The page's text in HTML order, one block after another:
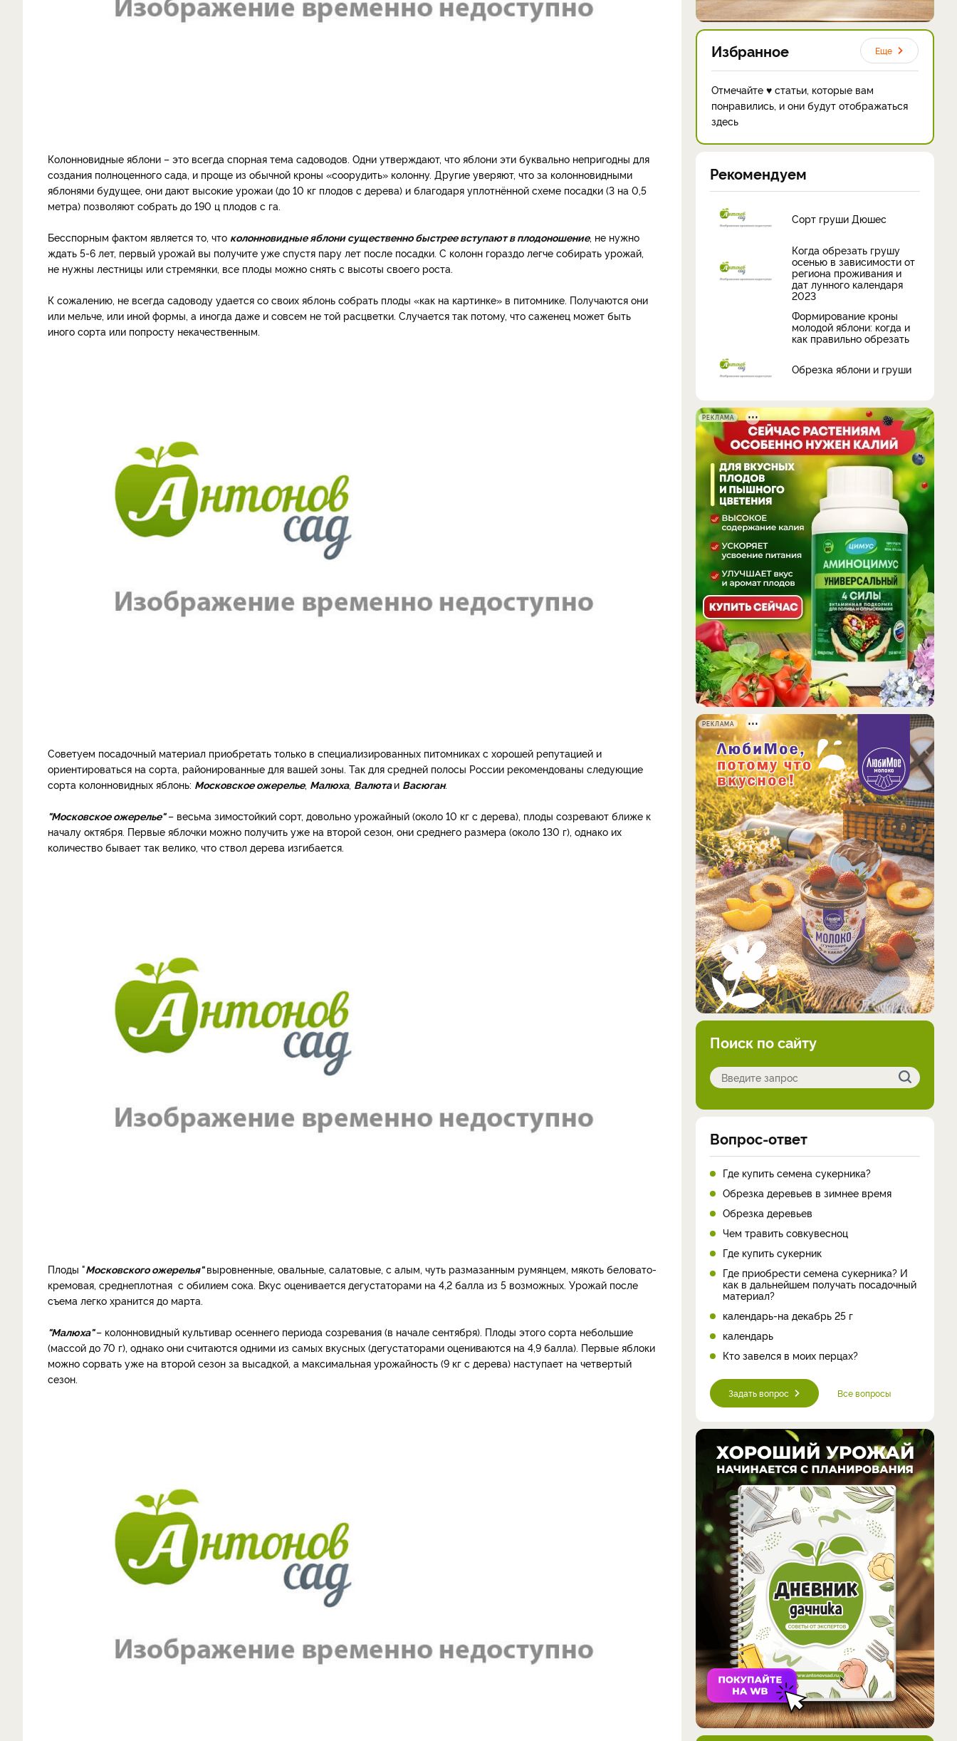
Колонновидные яблони – это всегда спорная тема садоводов. Одни утверждают, что яблони эти буквально непригодны для
создания полноценного сада, и проще из обычной кроны «соорудить» колонну. Другие уверяют, что за колонновидными
яблонями будущее, они дают высокие урожаи (до 10 кг плодов с дерева) и благодаря уплотнённой схеме посадки (3 на 0,5
метра) позволяют собрать до 190 ц плодов с га.
Бесспорным фактом является то, что колонновидные яблони существенно быстрее вступают в плодоношение, не нужно
ждать 5-6 лет, первый урожай вы получите уже спустя пару лет после посадки. С колонн гораздо легче собирать урожай,
не нужны лестницы или стремянки, все плоды можно снять с высоты своего роста.
К сожалению, не всегда садоводу удается со своих яблонь собрать плоды «как на картинке» в питомнике. Получаются они
или мельче, или иной формы, а иногда даже и совсем не той расцветки. Случается так потому, что саженец может быть
иного сорта или попросту некачественным.
Советуем посадочный материал приобретать только в специализированных питомниках с хорошей репутацией и
ориентироваться на сорта, районированные для вашей зоны. Так для средней полосы России рекомендованы следующие
сорта колонновидных яблонь: Московское ожерелье, Малюха, Валютаи Васюган.
"Московское ожерелье"– весьма зимостойкий сорт, довольно урожайный (около 10 кг с дерева), плоды созревают ближе к
началу октября. Первые яблочки можно получить уже на второй сезон, они среднего размера (около 130 г), однако их
количество бывает так велико, что ствол дерева изгибается.
Плоды "Московского ожерелья"выровненные, овальные, салатовые, с алым, чуть размазанным румянцем, мякоть беловато-
кремовая, среднеплотная с обилием сока. Вкус оценивается дегустаторами на 4,2 балла из 5 возможных. Урожай после
съема легко хранится до марта.
"Малюха"– колонновидный культивар осеннего периода созревания (в начале сентября). Плоды этого сорта небольшие
(массой до 70 г), однако они считаются одними из самых вкусных (дегустаторами оцениваются на 4,9 балла). Первые яблоки
можно сорвать уже на второй сезон за высадкой, а максимальная урожайность (9 кг с дерева) наступает на четвертый
сезон.
Избранное Еще
Отмечайте ♥ статьи, которые вам
понравились, и они будут отображаться
здесь
Рекомендуем
Сорт груши Дюшес
Когда обрезать грушу
осенью в зависимости от
региона проживания и
дат лунного календаря
2023
Формирование кроны
молодой яблони: когда и
как правильно обрезать
Обрезка яблони и груши
РЕКЛАМА
РЕКЛАМА
Поиск по сайту
Вопрос-ответ
Где купить семена сукерника?
Обрезка деревьев в зимнее время
Обрезка деревьев
Чем травить совкувесноц
Где купить сукерник
Где приобрести семена сукерника? И
как в дальнейшем получать посадочный
материал?
календарь-на декабрь 25 г
календарь
Кто завелся в моих перцах?
Задать вопрос Все вопросы